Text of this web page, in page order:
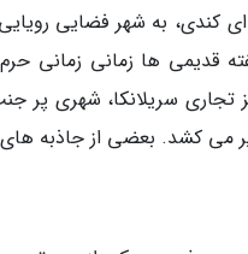
ای کندی، به شهر فضایی
قدیمی ها زمانی زمانی
تجاری سریلانکا، شهری
می کشد. بعضی از جاذبه های